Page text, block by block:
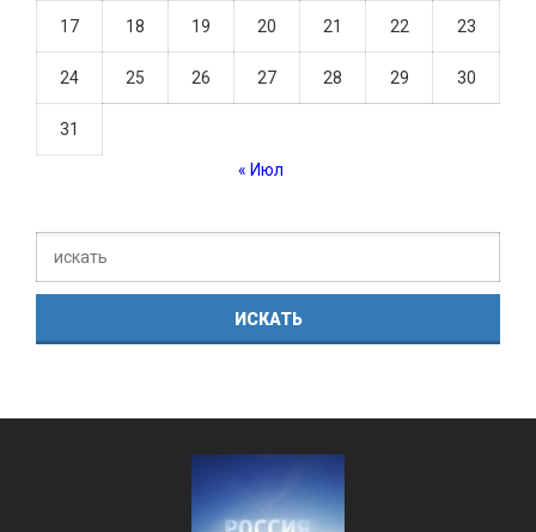
17 18 19 20 21 22 23
24 25 26 27 28 29 30
31
« Июл